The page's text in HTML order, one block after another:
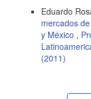
Eduardo
mercados
y México ,
(2011)